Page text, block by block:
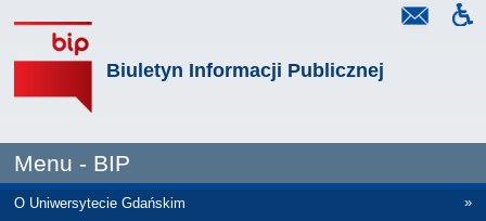
Biuletyn Informacji Publicznej
Menu - BIP
O Uniwersytecie Gdańskim
»